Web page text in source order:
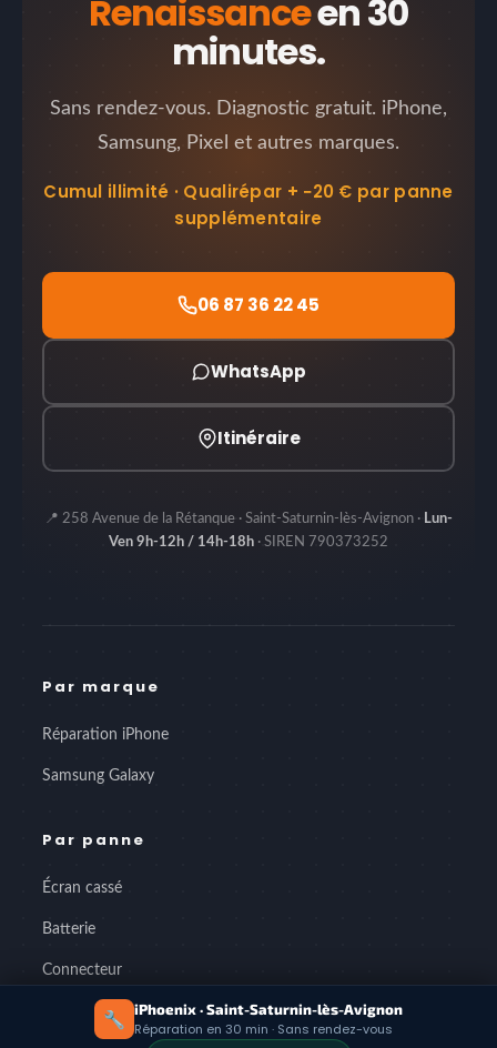
Renaissanceen 30
minutes.
Sans rendez-vous. Diagnostic gratuit. iPhone,
Samsung, Pixel et autres marques.
Cumul illimité · Qualirépar + −20 € par panne
supplémentaire
06 87 36 22 45
WhatsApp
Itinéraire
📍 258 Avenue de la Rétanque · Saint-Saturnin-lès-Avignon · Lun-
Ven 9h-12h / 14h-18h · SIREN 790373252
Par marque
Réparation iPhone
Samsung Galaxy
Par panne
Écran cassé
Batterie
Connecteur
Vitre arrière🔧
iPhoenix · Saint-Saturnin-lès-Avignon
Réparation en 30 min · Sans rendez-vous